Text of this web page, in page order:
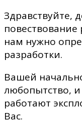
Здравствуйте,
повествование
нам нужно
разработки.
Вашей
любопытство, и
работают
Вас.